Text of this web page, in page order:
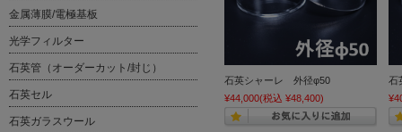
石英シャーレ 外径φ50
¥44,000(税込 ¥48,400)
石
金属薄膜/電極基板
光学フィルター
石英管（オーダーカット/封じ）
石英セル
石英ガラスウール